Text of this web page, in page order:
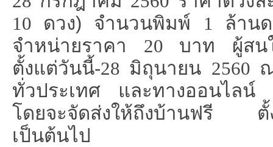
10 ดวง) จำนวนพิมพ์ 1 ล้าน
จำหน่ายราคา 20 บาท ผู้สนใ
ตั้งแต่วันนี้-28 มิถุนายน 2560
ทั่วประเทศ และทางออนไลน์
โดยจะจัดส่งให้ถึงบ้านฟรี ตั้
เป็นต้นไป